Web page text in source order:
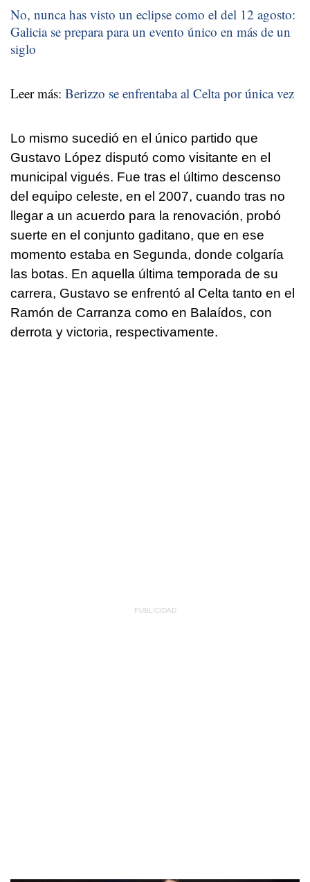
No, nunca has visto un eclipse como el del 12 agosto:
Galicia se prepara para un evento único en más de un
siglo
Leer más: Berizzo se enfrentaba al Celta por única vez
Lo mismo sucedió en el único partido que
Gustavo López disputó como visitante en el
municipal vigués. Fue tras el último descenso
del equipo celeste, en el 2007, cuando tras no
llegar a un acuerdo para la renovación, probó
suerte en el conjunto gaditano, que en ese
momento estaba en Segunda, donde colgaría
las botas. En aquella última temporada de su
carrera, Gustavo se enfrentó al Celta tanto en el
Ramón de Carranza como en Balaídos, con
derrota y victoria, respectivamente.